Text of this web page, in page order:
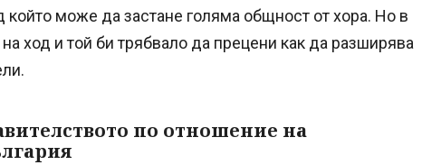
който може да застане голяма общност от хора. Но в
ход и той би трябвало да прецени как да разширява
по отношение на